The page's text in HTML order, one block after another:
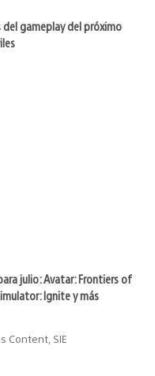
del gameplay del próximo
julio: Avatar: Frontiers of
Ignite y más
Content, SIE